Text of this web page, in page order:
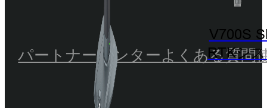
V700S
RTKシ
パートナーセンターよくある質問